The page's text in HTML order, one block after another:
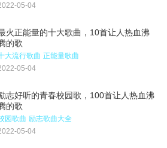
05-04
火正能量的十大歌曲，10首让人热血沸
的歌
大流行歌曲 正能量歌曲
05-04
志好听的青春校园歌，100首让人热血沸
的歌
园歌曲 励志歌曲大全
05-04